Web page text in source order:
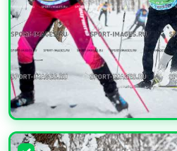
УВЕЛИЧИТЬ